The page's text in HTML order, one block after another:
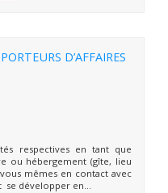
D’AFFAIRES
respectives en tant que
ou hébergement (gîte, lieu
mêmes en contact avec
se développer en...